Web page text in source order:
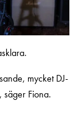
mycket DJ-
säger Fiona.